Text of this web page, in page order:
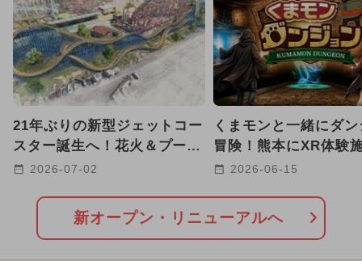
2025年3月のイベント
2024年12月のイベント
GW(ゴールデンウィーク)
2026年1月のイベント
2025年4月のイベント
2025年6月のイベント
21年ぶりの新型ジェットコー
スター誕生へ！花火＆プール
も楽しめる熊本グリーンラン
2026-07-02
くまモンと一緒にダ
冒険！熊本にXR体験
「くまモンダンジョ
2026-06-15
新オープン・リニューアルへ